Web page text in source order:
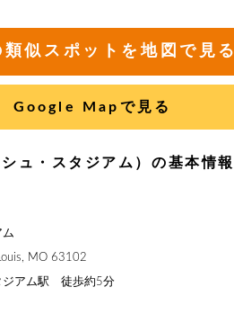
類似スポットを地図で見る
Google Mapで見る
ュ・スタジアム）の基本情報
ム
MO 63102
ジアム駅 徒歩約5分